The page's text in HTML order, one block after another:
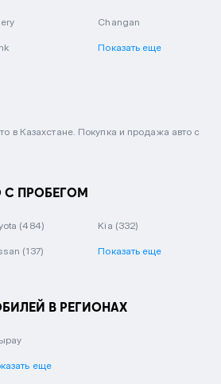
Changan
Показать еще
в Казахстане. Покупка и продажа авто с
С ПРОБЕГОМ
(484) Kia (332)
(137) Показать еще
В РЕГИОНАХ
еще